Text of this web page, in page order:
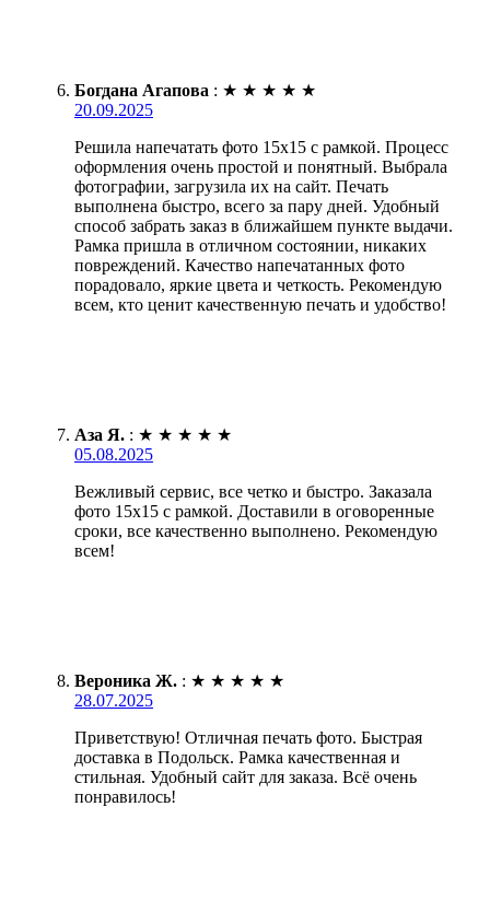
Богдана Агапова : ★ ★ ★ ★ ★
20.09.2025
Решила напечатать фото 15х15 с рамкой. Процесс
оформления очень простой и понятный. Выбрала
фотографии, загрузила их на сайт. Печать
выполнена быстро, всего за пару дней. Удобный
способ забрать заказ в ближайшем пункте выдачи.
Рамка пришла в отличном состоянии, никаких
повреждений. Качество напечатанных фото
порадовало, яркие цвета и четкость. Рекомендую
всем, кто ценит качественную печать и удобство!
Аза Я. : ★ ★ ★ ★ ★
05.08.2025
Вежливый сервис, все четко и быстро. Заказала
фото 15х15 с рамкой. Доставили в оговоренные
сроки, все качественно выполнено. Рекомендую
всем!
Вероника Ж. : ★ ★ ★ ★ ★
28.07.2025
Приветствую! Отличная печать фото. Быстрая
доставка в Подольск. Рамка качественная и
стильная. Удобный сайт для заказа. Всё очень
понравилось!